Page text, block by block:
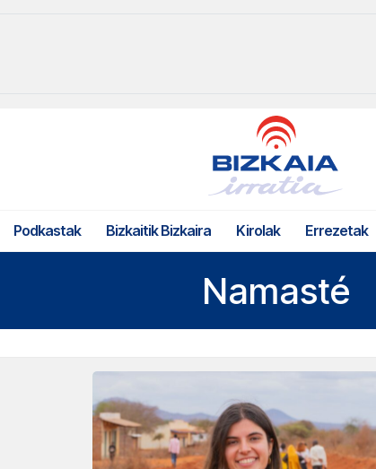
Podkastak Bizkaitik Bizkaira Kirolak Errezetak
Namasté